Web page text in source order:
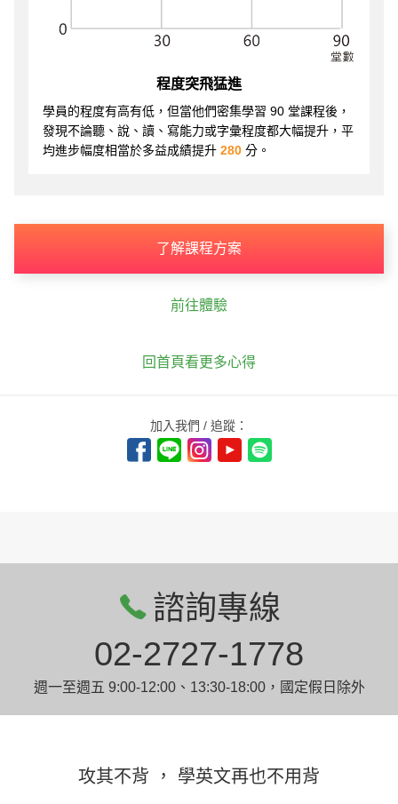
程度突飛猛進
學員的程度有高有低，但當他們密集學習 90 堂課程後，
發現不論聽、說、讀、寫能力或字彙程度都大幅提升，平
均進步幅度相當於多益成績提升 280 分。
了解課程方案
前往體驗
回首頁看更多心得
加入我們 / 追蹤：
諮詢專線
02-2727-1778
週一至週五 9:00-12:00、13:30-18:00，國定假日除外
攻其不背 ， 學英文再也不用背